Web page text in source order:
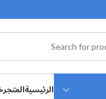
الرئيسيةالمتجر